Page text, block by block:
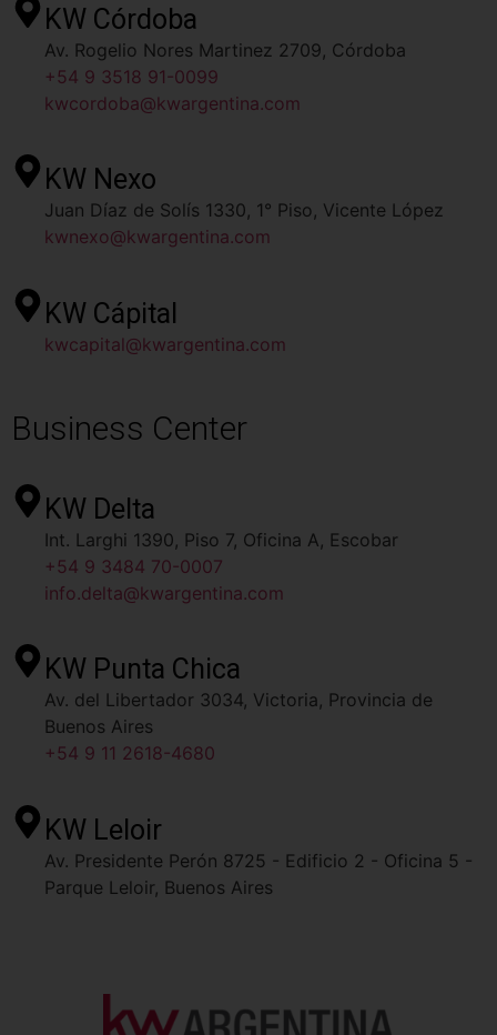
KW Córdoba
Av. Rogelio Nores Martinez 2709, Córdoba
+54 9 3518 91-0099
kwcordoba@kwargentina.com
KW Nexo
Juan Díaz de Solís 1330, 1° Piso, Vicente López
kwnexo@kwargentina.com
KW Cápital
kwcapital@kwargentina.com
Business Center
KW Delta
Int. Larghi 1390, Piso 7, Oficina A, Escobar
+54 9 3484 70-0007
info.delta@kwargentina.com
KW Punta Chica
Av. del Libertador 3034, Victoria, Provincia de
Buenos Aires
+54 9 11 2618-4680
KW Leloir
Av. Presidente Perón 8725 - Edificio 2 - Oficina 5 -
Parque Leloir, Buenos Aires